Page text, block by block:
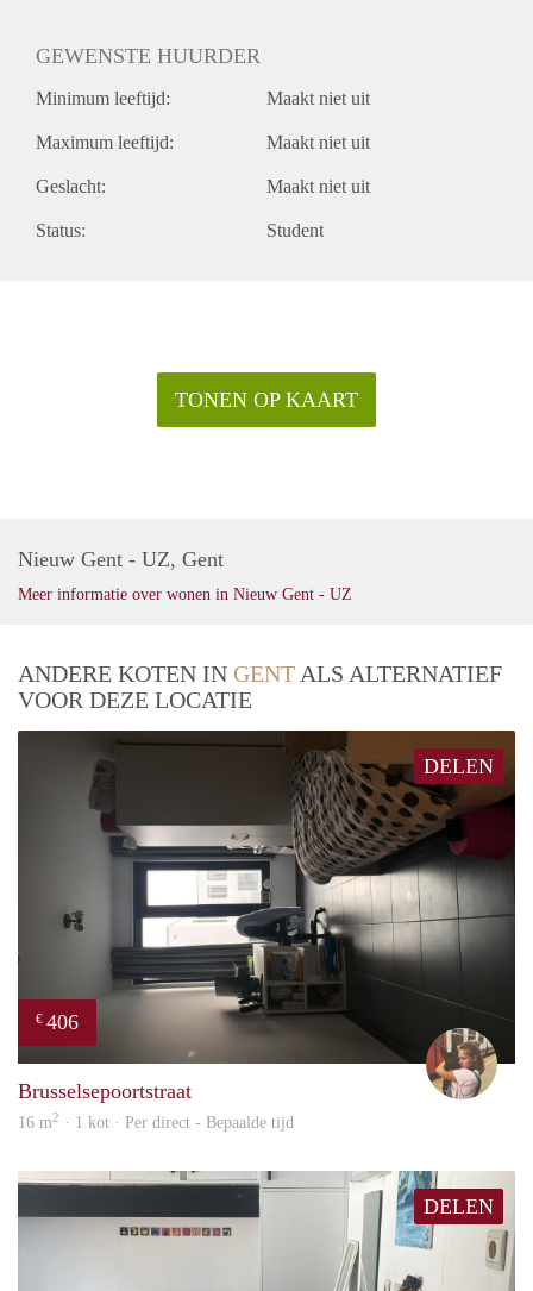
GEWENSTE HUURDER
Minimum leeftijd: Maakt niet uit
Maximum leeftijd: Maakt niet uit
Geslacht: Maakt niet uit
Status: Student
TONEN OP KAART
Nieuw Gent - UZ, Gent
Meer informatie over wonen in Nieuw Gent - UZ
ANDERE KOTEN IN GENT ALS ALTERNATIEF
VOOR DEZE LOCATIE
DELEN
€ 406
Brusselsepoortstraat
16 m2 · 1 kot · Per direct - Bepaalde tijd
DELEN